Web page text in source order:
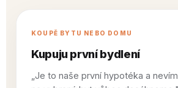
KOUPĚ BYTU NEBO DOMU
Kupuju první bydlení
„Je to naše první hypotéka a